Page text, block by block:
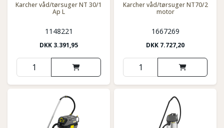
Karcher våd/tørsuger NT 30/1
Ap L
1148221
DKK 3.391,95
Karcher våd/tørsuger NT70/2
motor
1667269
DKK 7.727,20